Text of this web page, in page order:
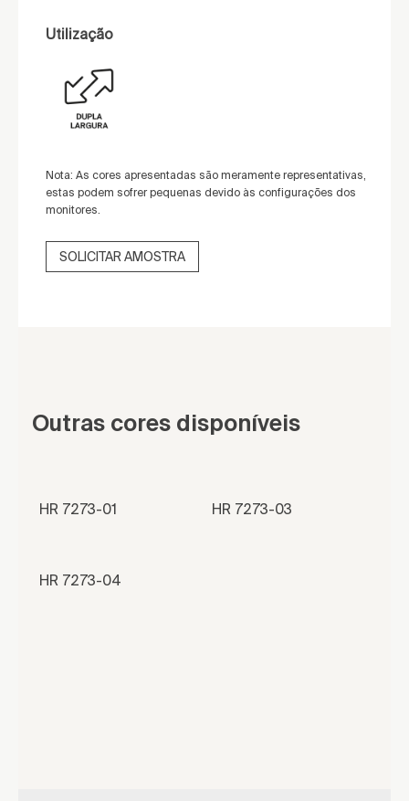
Utilização
Nota: As cores apresentadas são meramente representativas,
estas podem sofrer pequenas devido às configurações dos
monitores.
SOLICITAR AMOSTRA
Outras cores disponíveis
HR 7273-01 HR 7273-03
HR 7273-04